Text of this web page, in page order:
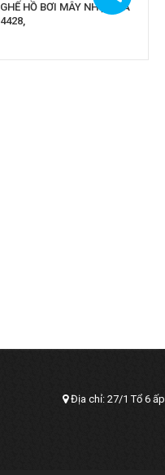
GHẾ HỒ BƠI MÂY NHỰA CA
4428,
Địa chỉ: 27/1 Tổ 6 ấp